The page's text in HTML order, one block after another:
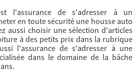
l'assurance de s'adresser à un
en toute sécurité une housse auto
aussi choisir une sélection d'articles
à des petits prix dans la rubrique
l'assurance de s'adresser à une
dans le domaine de la bâche